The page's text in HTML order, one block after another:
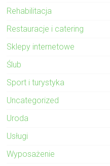
Rehabilitacja
Restauracje i catering
Sklepy internetowe
Ślub
Sport i turystyka
Uncategorized
Uroda
Usługi
Wyposażenie